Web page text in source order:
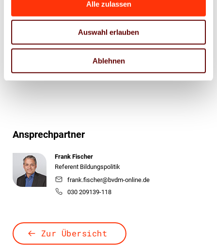
Alle zulassen
Auswahl erlauben
Ablehnen
Natives
Sharing
Mail
Ansprechpartner
Frank Fischer
Referent Bildungspolitik
frank.fischer@bvdm-online.de
030 209139-118
Zur Übersicht